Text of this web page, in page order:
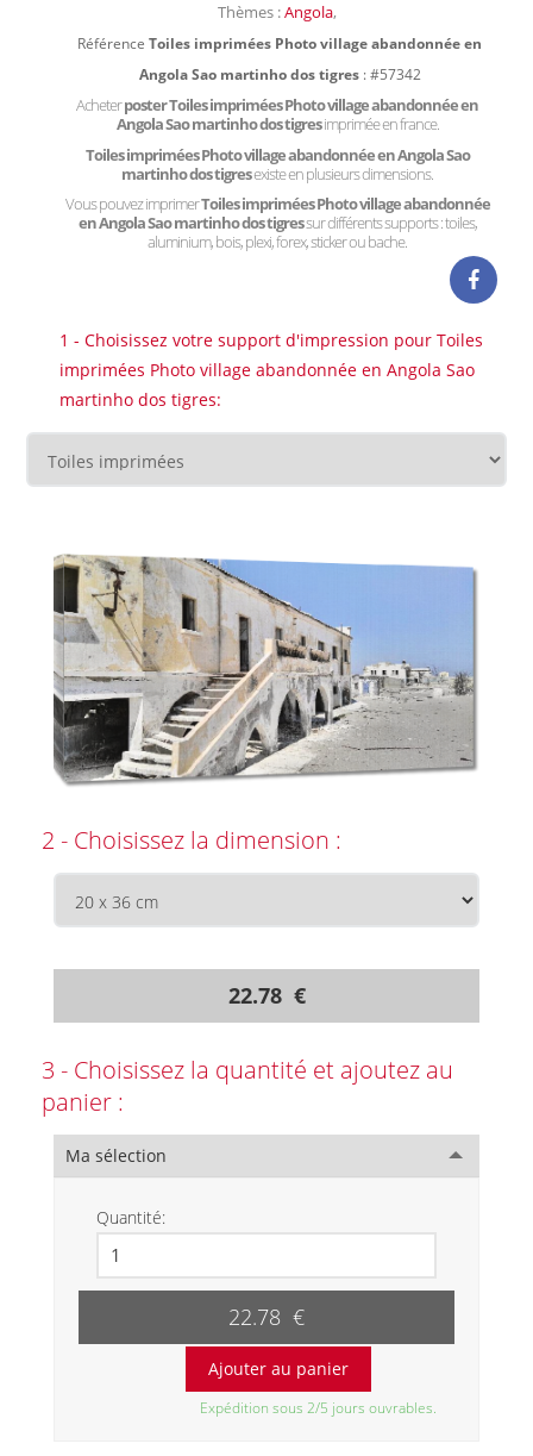
Thèmes :Angola,
Référence Toiles imprimées Photo village abandonnée en
Angola Sao martinho dos tigres : #57342
Acheterposter Toiles imprimées Photo village abandonnée en
Angola Sao martinho dos tigresimprimée en france.
Toiles imprimées Photo village abandonnée en Angola Sao
martinho dos tigresexiste en plusieurs dimensions.
Vous pouvez imprimerToiles imprimées Photo village abandonnée
en Angola Sao martinho dos tigressur différents supports : toiles,
aluminium, bois, plexi, forex, sticker ou bache.
1 - Choisissez votre support d'impression pour Toiles
imprimées Photo village abandonnée en Angola Sao
martinho dos tigres:
2 - Choisissez la dimension :
22.78 €
3 - Choisissez la quantité et ajoutez au
panier :
Ma sélection
Quantité:
22.78 €
Expédition sous 2/5 jours ouvrables.